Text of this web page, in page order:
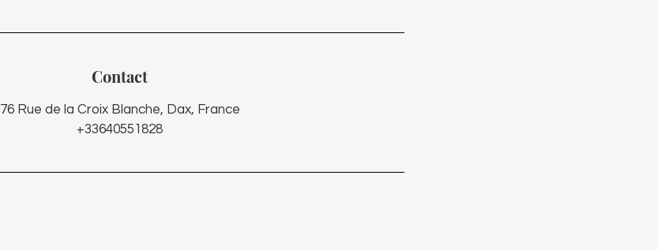
Contact
76 Rue de la Croix Blanche, Dax, France
+33640551828